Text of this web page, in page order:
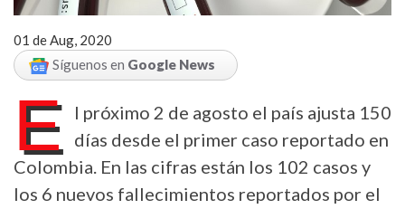
01 de Aug, 2020
Síguenos en Google News
E
l próximo 2 de agosto el país ajusta 150
días desde el primer caso reportado en
Colombia. En las cifras están los 102 casos y
los 6 nuevos fallecimientos reportados por el